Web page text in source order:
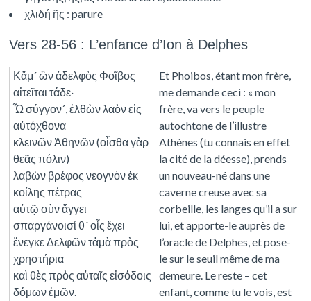
χλιδή ῆς : parure
Vers 28-56 : L’enfance d’Ion à Delphes
Κἄμ´ ὢν ἀδελφὸς Φοῖβος
αἰτεῖται τάδε·
Ὦ σύγγον´, ἐλθὼν λαὸν εἰς
αὐτόχθονα
κλεινῶν Ἀθηνῶν (οἶσθα γὰρ
θεᾶς πόλιν)
λαβὼν βρέφος νεογνὸν ἐκ
κοίλης πέτρας
αὐτῷ σὺν ἄγγει
σπαργάνοισί θ´ οἷς ἔχει
ἔνεγκε Δελφῶν τἀμὰ πρὸς
χρηστήρια
καὶ θὲς πρὸς αὐταῖς εἰσόδοις
δόμων ἐμῶν.
Et Phoibos, étant mon frère,
me demande ceci : « mon
frère, va vers le peuple
autochtone de l’illustre
Athènes (tu connais en effet
la cité de la déesse), prends
un nouveau-né dans une
caverne creuse avec sa
corbeille, les langes qu’il a sur
lui, et apporte-le auprès de
l’oracle de Delphes, et pose-
le sur le seuil même de ma
demeure. Le reste – cet
enfant, comme tu le vois, est